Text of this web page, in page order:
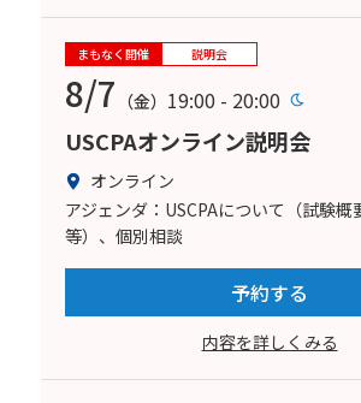
まもなく開催 説明会
8/7 （金） 19:00 - 20:00
USCPAオンライン説明会
オンライン
アジェンダ：USCPAについて（試験概
等）、個別相談
予約する
内容を詳しくみる